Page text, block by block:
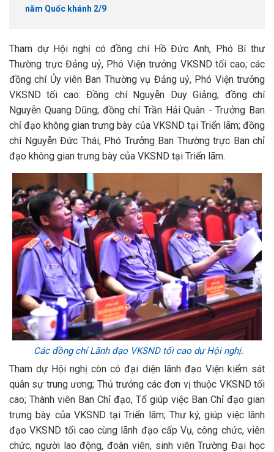
năm Quốc khánh 2/9
Tham dự Hội nghị có đồng chí Hồ Đức Anh, Phó Bí thư
Thường trực Đảng uỷ, Phó Viện trưởng VKSND tối cao; các
đồng chí Ủy viên Ban Thường vụ Đảng uỷ, Phó Viện trưởng
VKSND tối cao: Đồng chí Nguyễn Duy Giảng; đồng chí
Nguyễn Quang Dũng; đồng chí Trần Hải Quân - Trưởng Ban
chỉ đạo không gian trưng bày của VKSND tại Triển lãm; đồng
chí Nguyễn Đức Thái, Phó Trưởng Ban Thường trực Ban chỉ
đạo không gian trưng bày của VKSND tại Triển lãm.
Các đồng chí Lãnh đạo VKSND tối cao dự Hội nghị.
Tham dự Hội nghị còn có đại diện lãnh đạo Viện kiểm sát
quân sự trung ương; Thủ trưởng các đơn vị thuộc VKSND tối
cao; Thành viên Ban Chỉ đạo, Tổ giúp việc Ban Chỉ đạo gian
trưng bày của VKSND tại Triển lãm; Thư ký, giúp việc lãnh
đạo VKSND tối cao cùng lãnh đạo cấp Vụ, công chức, viên
chức, người lao động, đoàn viên, sinh viên Trường Đại học